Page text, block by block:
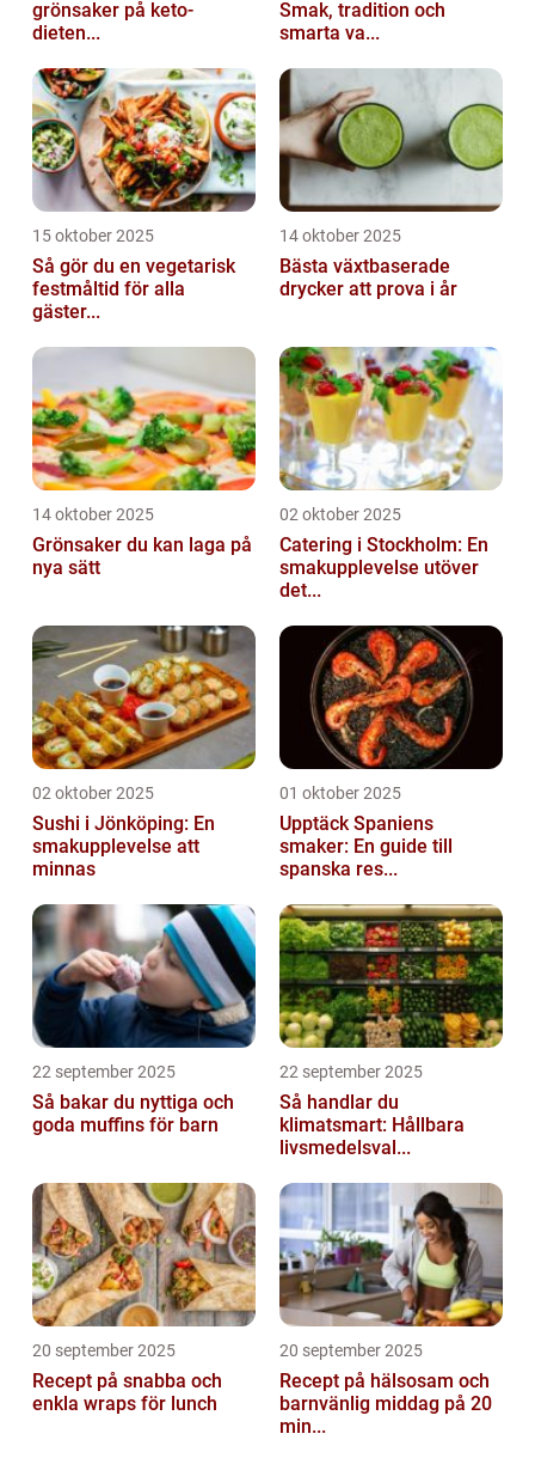
grönsaker på keto-
dieten...
Smak, tradition och
smarta va...
15 oktober 2025
Så gör du en vegetarisk
festmåltid för alla
gäster...
14 oktober 2025
Bästa växtbaserade
drycker att prova i år
14 oktober 2025
Grönsaker du kan laga på
nya sätt
02 oktober 2025
Catering i Stockholm: En
smakupplevelse utöver
det...
02 oktober 2025
Sushi i Jönköping: En
smakupplevelse att
minnas
01 oktober 2025
Upptäck Spaniens
smaker: En guide till
spanska res...
22 september 2025
Så bakar du nyttiga och
goda muffins för barn
22 september 2025
Så handlar du
klimatsmart: Hållbara
livsmedelsval...
20 september 2025
Recept på snabba och
enkla wraps för lunch
20 september 2025
Recept på hälsosam och
barnvänlig middag på 20
min...